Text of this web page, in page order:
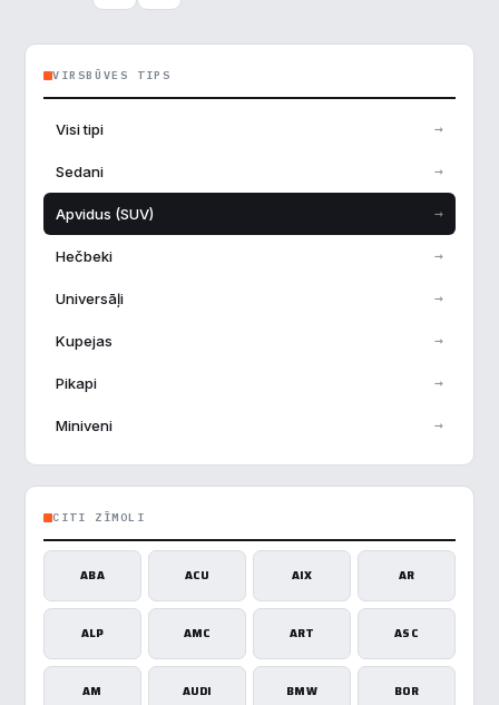
VIRSBŪVES TIPS
Visi tipi →
Sedani →
Apvidus (SUV) →
Hečbeki →
Universāļi →
Kupejas →
Pikapi →
Miniveni →
CITI ZĪMOLI
ABA ACU AIX AR
ALP AMC ART ASC
AM AUDI BMW BOR